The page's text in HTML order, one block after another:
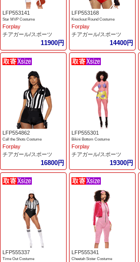
LFP553141
Star MVP Costume
Forplay
チアガール/スポーツ
11900円
LFP553168
Knockout Round Costume
Forplay
チアガール/スポーツ
14400円
LFP554862
Call the Shots Costume
Forplay
チアガール/スポーツ
16800円
LFP555301
Bikini Bottom Costume
Forplay
チアガール/スポーツ
19300円
LFP555337
Time Out Costume
LFP555341
Cheetah Sister Costume